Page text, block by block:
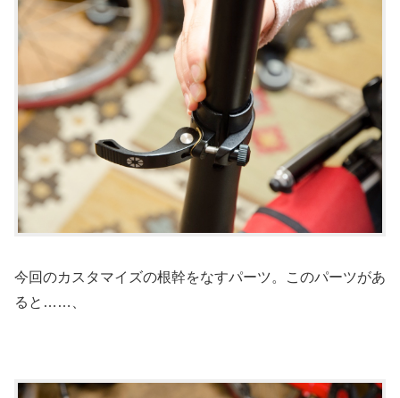
今回のカスタマイズの根幹をなすパーツ。このパーツがあ
ると……、